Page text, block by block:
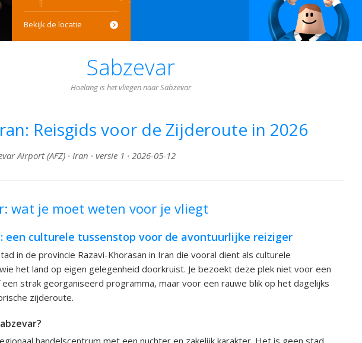
Bekijk de locatie
Sabzevar
Hoelang is het vliegen naar Sabzevar
Reisgids voor de Zijderoute in 2026
Airport (AFZ) · Iran · versie 1 · 2026-05-12
wat je moet weten voor je vliegt
een culturele tussenstop voor de avontuurlijke reiziger
in de provincie Razavi-Khorasan in Iran die vooral dient als culturele
het land op eigen gelegenheid doorkruist. Je bezoekt deze plek niet voor een
strak georganiseerd programma, maar voor een rauwe blik op het dagelijks
zijderoute.